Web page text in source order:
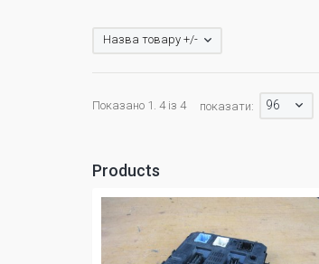
Назва товару +/-
Показано 1. 4 із 4 показати: 96
Products